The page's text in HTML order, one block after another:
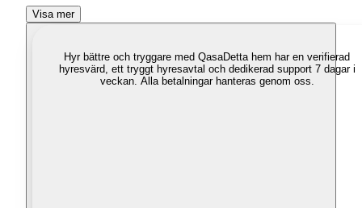
Visa mer
Hyr bättre och tryggare med QasaDetta hem har en verifierad
hyresvärd, ett tryggt hyresavtal och dedikerad support 7 dagar i
veckan. Alla betalningar hanteras genom oss.